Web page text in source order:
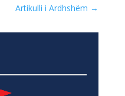
Artikulli i Ardhshëm →